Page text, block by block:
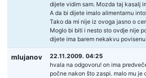
dijete vidim sam. Mozda taj kasalj
A da bi dijete imalo alimentarnu
Tako da mi nije iz ovoga jasno o
Moglo bi biti i nesto sto ovdje nije
dijete ima barem nekakvu
mlujanov
22.11.2009. 04:25
hvala na odgovoru! on ima
počne nakon što zaspi. malo mu